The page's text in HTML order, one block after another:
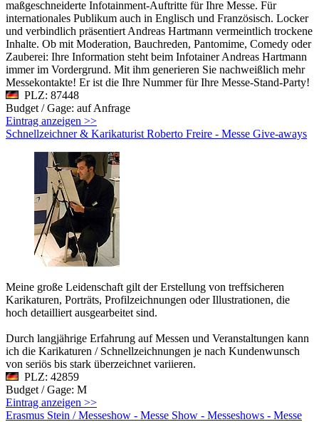
maßgeschneiderte Infotainment-Auftritte für Ihre Messe. Für
internationales Publikum auch in Englisch und Französisch. Locker
und verbindlich präsentiert Andreas Hartmann vermeintlich trockene
Inhalte. Ob mit Moderation, Bauchreden, Pantomime, Comedy oder
Zauberei: Ihre Information steht beim Infotainer Andreas Hartmann
immer im Vordergrund. Mit ihm generieren Sie nachweißlich mehr
Messekontakte! Er ist die Ihre Nummer für Ihre Messe-Stand-Party!
PLZ: 87448
Budget / Gage: auf Anfrage
Eintrag anzeigen >>
Schnellzeichner & Karikaturist Roberto Freire - Messe Give-aways
Meine große Leidenschaft gilt der Erstellung von treffsicheren
Karikaturen, Porträts, Profilzeichnungen oder Illustrationen, die
hoch detailliert ausgearbeitet sind.
Durch langjährige Erfahrung auf Messen und Veranstaltungen kann
ich die Karikaturen / Schnellzeichnungen je nach Kundenwunsch
von seriös bis stark überzeichnet variieren.
PLZ: 42859
Budget / Gage: M
Eintrag anzeigen >>
Erasmus Stein / Messeshow - Messe Show - Messeshows - Messe